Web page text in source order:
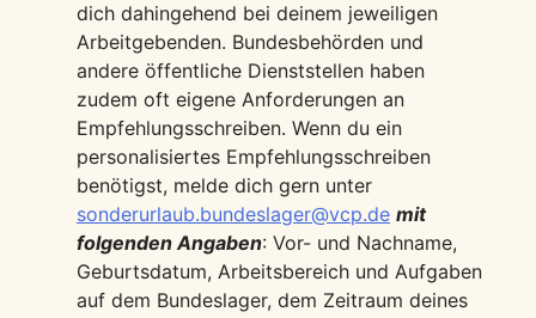
dich dahingehend bei deinem jeweiligen
Arbeitgebenden. Bundesbehörden und
andere öffentliche Dienststellen haben
zudem oft eigene Anforderungen an
Empfehlungsschreiben. Wenn du ein
personalisiertes Empfehlungsschreiben
benötigst, melde dich gern unter
sonderurlaub.bundeslager@vcp.de mit
folgenden Angaben: Vor- und Nachname,
Geburtsdatum, Arbeitsbereich und Aufgaben
auf dem Bundeslager, dem Zeitraum deines